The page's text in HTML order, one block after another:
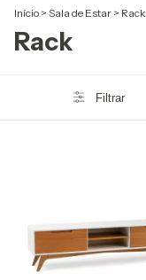
Início > Sala de Estar > Rack
Rack
Filtrar